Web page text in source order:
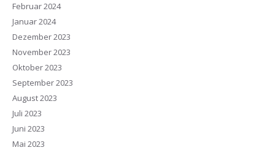
Februar 2024
Januar 2024
Dezember 2023
November 2023
Oktober 2023
September 2023
August 2023
Juli 2023
Juni 2023
Mai 2023